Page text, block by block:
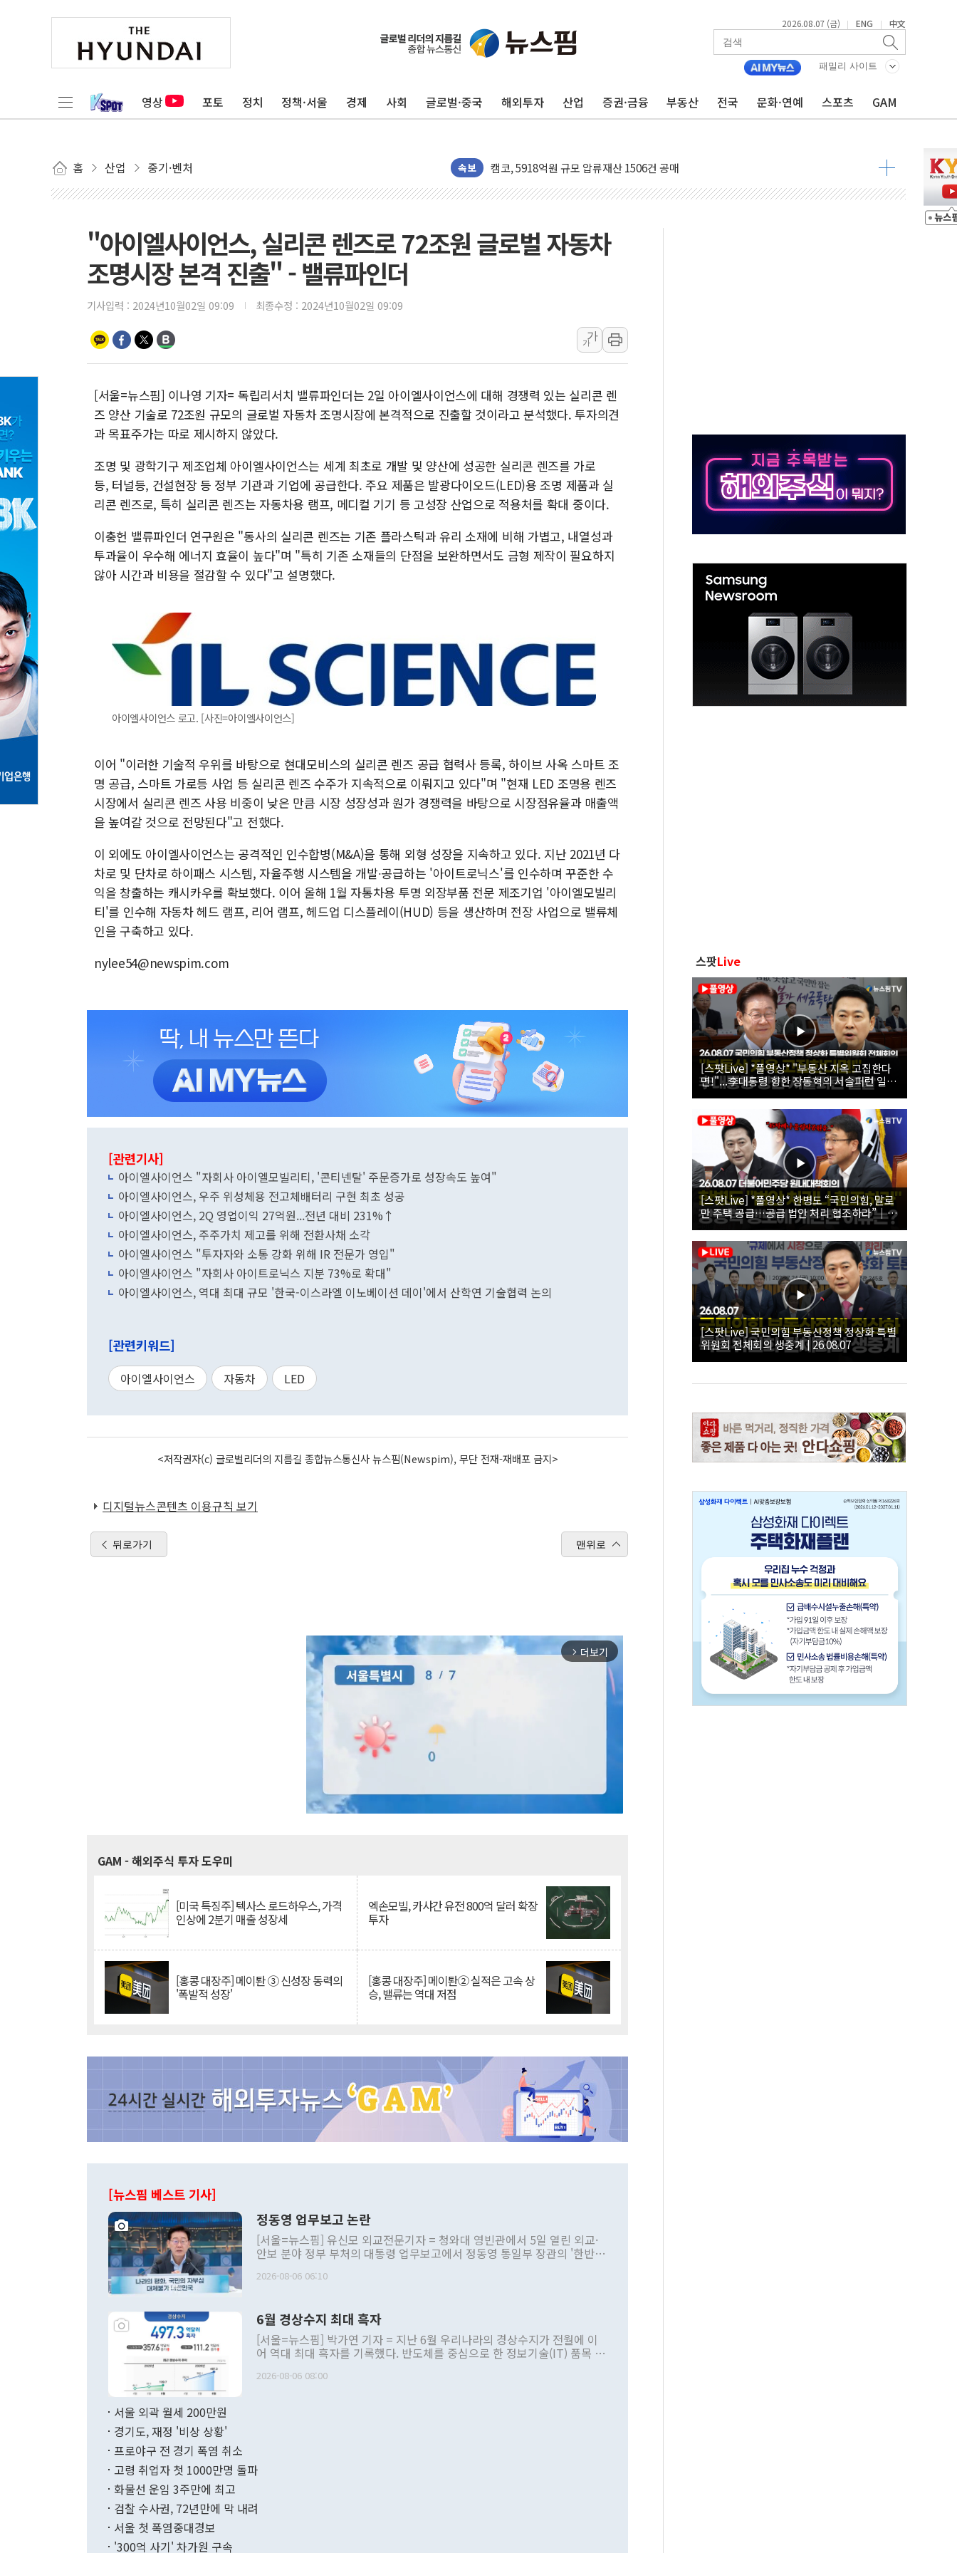
2026.08.07 (금) | ENG | 中文
패밀리 사이트
영상 포토 정치 정책·서울 경제 사회 글로벌·중국 해외투자 산업 증권·금융 부동산 전국 문화·연예 스포츠 GAM
홈 산업 중기·벤처 속보
"일부 존치" vs "전면 개발"…서리풀2구역 갈등, 협의 테이블에
수박으로 여름 나는 하마
[시승기] 공간·승차감 잡은 볼보 EX90…'올 터치'는 호불호
가오픈한 홈플러스
[종합] 청도 흥선리 야산 산불 1시간36분만에 주불진화....인명피해 없어
한미 법카 제보자 "신동국과 무관…자료는 전·현직 직원으로부터 확보"
SKT, '8월 월간 럭키 페스타' 실시...휴대폰 결제 최대 6000원 할인
LG헬로비전 '헬로모바일', 교보문고 제휴 전자책 요금제 출시
해군1함대 '창설 80주년' 기념식...지역축제 '불금전파, 송정'과 상생
원주시, 첨단의료복합단지 지정 준비 본격화…'AI 데이터 기반 메디테크 혁신허브' 구상
"아이엘사이언스, 실리콘 렌즈로 72조원 글로벌 자동차
조명시장 본격 진출" - 밸류파인더
기사입력 : 2024년10월02일 09:09 최종수정 : 2024년10월02일 09:09
가
가
[서울=뉴스핌] 이나영 기자= 독립리서치 밸류파인더는 2일 아이엘사이언스에 대해 경쟁력 있는 실리콘 렌
즈 양산 기술로 72조원 규모의 글로벌 자동차 조명시장에 본격적으로 진출할 것이라고 분석했다. 투자의견
과 목표주가는 따로 제시하지 않았다.
조명 및 광학기구 제조업체 아이엘사이언스는 세계 최초로 개발 및 양산에 성공한 실리콘 렌즈를 가로
등, 터널등, 건설현장 등 정부 기관과 기업에 공급한다. 주요 제품은 발광다이오드(LED)용 조명 제품과 실
리콘 렌즈로, 특히 실리콘 렌즈는 자동차용 램프, 메디컬 기기 등 고성장 산업으로 적용처를 확대 중이다.
이충헌 밸류파인더 연구원은 "동사의 실리콘 렌즈는 기존 플라스틱과 유리 소재에 비해 가볍고, 내열성과
투과율이 우수해 에너지 효율이 높다"며 "특히 기존 소재들의 단점을 보완하면서도 금형 제작이 필요하지
않아 시간과 비용을 절감할 수 있다"고 설명했다.
아이엘사이언스 로고. [사진=아이엘사이언스]
이어 "이러한 기술적 우위를 바탕으로 현대모비스의 실리콘 렌즈 공급 협력사 등록, 하이브 사옥 스마트 조
명 공급, 스마트 가로등 사업 등 실리콘 렌즈 수주가 지속적으로 이뤄지고 있다"며 "현재 LED 조명용 렌즈
시장에서 실리콘 렌즈 사용 비중이 낮은 만큼 시장 성장성과 원가 경쟁력을 바탕으로 시장점유율과 매출액
을 높여갈 것으로 전망된다"고 전했다.
이 외에도 아이엘사이언스는 공격적인 인수합병(M&A)을 통해 외형 성장을 지속하고 있다. 지난 2021년 다
차로 및 단차로 하이패스 시스템, 자율주행 시스템을 개발∙공급하는 '아이트로닉스'를 인수하며 꾸준한 수
익을 창출하는 캐시카우를 확보했다. 이어 올해 1월 자통차용 투명 외장부품 전문 제조기업 '아이엘모빌리
티'를 인수해 자동차 헤드 램프, 리어 램프, 헤드업 디스플레이(HUD) 등을 생산하며 전장 사업으로 밸류체
인을 구축하고 있다.
nylee54@newspim.com
[관련기사]
아이엘사이언스 "자회사 아이엘모빌리티, '콘티넨탈' 주문증가로 성장속도 높여"
아이엘사이언스, 우주 위성체용 전고체배터리 구현 최초 성공
아이엘사이언스, 2Q 영업이익 27억원...전년 대비 231%↑
아이엘사이언스, 주주가치 제고를 위해 전환사채 소각
아이엘사이언스 "투자자와 소통 강화 위해 IR 전문가 영입"
아이엘사이언스 "자회사 아이트로닉스 지분 73%로 확대"
아이엘사이언스, 역대 최대 규모 '한국-이스라엘 이노베이션 데이'에서 산학연 기술협력 논의
[관련키워드]
아이엘사이언스 자동차 LED
<저작권자(c) 글로벌리더의 지름길 종합뉴스통신사 뉴스핌(Newspim), 무단 전재-재배포 금지>
디지털뉴스콘텐츠 이용규칙 보기
뒤로가기 맨위로
arrow_forward_ios 더보기
GAM - 해외주식 투자 도우미
[미국 특징주] 텍사스 로드하우스, 가격
인상에 2분기 매출 성장세
엑손모빌, 카샤간 유전 800억 달러 확장
투자
[홍콩 대장주] 메이퇀 ③ 신성장 동력의
'폭발적 성장'
[홍콩 대장주] 메이퇀② 실적은 고속 상
승, 밸류는 역대 저점
[뉴스핌 베스트 기사]
정동영 업무보고 논란
[서울=뉴스핌] 유신모 외교전문기자 = 청와대 영빈관에서 5일 열린 외교·
안보 분야 정부 부처의 대통령 업무보고에서 정동영 통일부 장관의 '한반도
발언 중에는 정부 내 조율을 거치지 않은 사안을 정책으로 추진하겠다고 공
주의적 희망에 근거한 비현실적 구상'이라는 비판을 내놨다. 그동안 정 장
관의 대북 정책 관련 발언이 물의를 빚은 적은 여러 번 있지만 대통령과 유
관 부처 장관이 공개적으로 부정적 입장을 표명한 것은 이례적이다. 정 장
관의 무리한 대북 접근법과 월권을 제어해야 한다는 목소리도 높아지고 있
다. [정동영 통일부 장관이 지난달 23일 오후 서울 종로구 정부서울청사에
무너졌다고도 했다. 또 "현 시점에서 흘러간 선(先)비핵화만 되뇌는 것은
함께 4자 대화의 동력을 확보하기 위해 최선을 다할 것"이라고 말했다. 하
2026-08-06 06:10
6월 경상수지 최대 흑자
[서울=뉴스핌] 박가연 기자 = 지난 6월 우리나라의 경상수지가 전월에 이
어 역대 최대 흑자를 기록했다. 반도체를 중심으로 한 정보기술(IT) 품목 수
료=한국은행] 한국은행이 6일 발표한 '2026년 6월 국제수지(잠정)'에 따르
며 월간 기준 처음으로 1000억달러를 넘어섰다. 상품수입은 644억8000만
196.9% 급증했고 컴퓨터·주변기기(SSD)는 282.7% 증가했다. IT 품목
수출은 160.4% 늘었으며 비IT 품목도 ▲석유제품(47.5%) ▲화공품
2026-08-06 08:00
서울 외곽 월세 200만원
경기도, 재정 '비상 상황'
프로야구 전 경기 폭염 취소
고령 취업자 첫 1000만명 돌파
화물선 운임 3주만에 최고
검찰 수사권, 72년만에 막 내려
서울 첫 폭염중대경보
'300억 사기' 차가원 구속
스팟Live
[스팟Live] *풀영상* "부동산 지옥 고집한다
면!"...李대통령 향한 장동혁의 서슬퍼런 일갈
| 26.08.07 국민의힘 부동산정책 정상화 특별
위원회 전체회의
[스팟Live] *풀영상* 한병도 “국민의힘, 말로
만 주택 공급…공급 법안 처리 협조하라”｜
26.08.07 더불어민주당 원내대책회의
[스팟Live] 국민의힘 부동산정책 정상화 특별
위원회 전체회의 생중계 | 26.08.07